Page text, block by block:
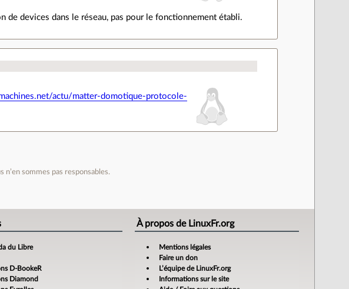
devices dans le réseau, pas pour le fonctionnement établi.
actu/matter-domotique-protocole-
sommes pas responsables.
du Libre
D-BookeR
Diamond
À propos de LinuxFr.org
Mentions légales
Faire un don
L’équipe de LinuxFr.org
Informations sur le site